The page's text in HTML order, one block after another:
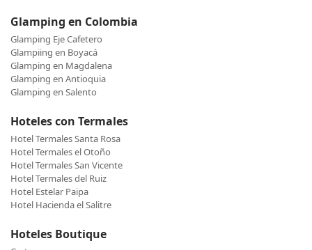
Glamping en Colombia
Glamping Eje Cafetero
Glampiing en Boyacá
Glamping en Magdalena
Glamping en Antioquia
Glamping en Salento
Hoteles con Termales
Hotel Termales Santa Rosa
Hotel Termales el Otoño
Hotel Termales San Vicente
Hotel Termales del Ruiz
Hotel Estelar Paipa
Hotel Hacienda el Salitre
Hoteles Boutique